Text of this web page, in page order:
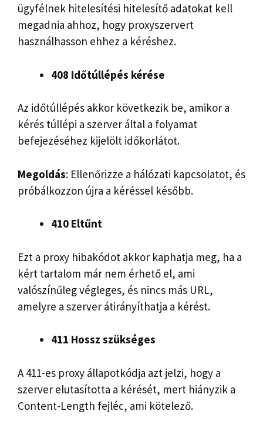
ügyfélnek hitelesítési hitelesítő adatokat kell
megadnia ahhoz, hogy proxyszervert
használhasson ehhez a kéréshez.
408 Időtúllépés kérése
Az időtúllépés akkor következik be, amikor a
kérés túllépi a szerver által a folyamat
befejezéséhez kijelölt időkorlátot.
Megoldás: Ellenőrizze a hálózati kapcsolatot, és
próbálkozzon újra a kéréssel később.
410 Eltűnt
Ezt a proxy hibakódot akkor kaphatja meg, ha a
kért tartalom már nem érhető el, ami
valószínűleg végleges, és nincs más URL,
amelyre a szerver átirányíthatja a kérést.
411 Hossz szükséges
A 411-es proxy állapotkódja azt jelzi, hogy a
szerver elutasította a kérését, mert hiányzik a
Content-Length fejléc, ami kötelező.